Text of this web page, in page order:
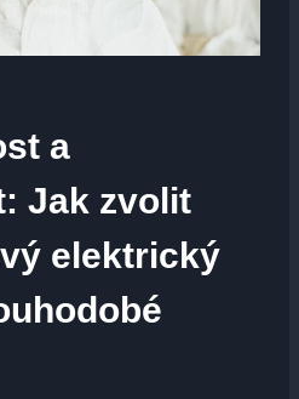
a
Jak zvolit
elektrický